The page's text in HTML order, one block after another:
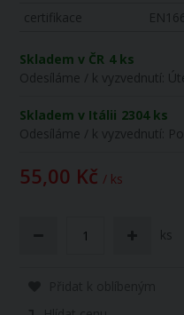
certifikace
Skladem v ČR 4 ks
Odesíláme / k vyzvednutí:
Skladem v Itálii 2304 ks
Odesíláme / k vyzvednutí:
55,00 Kč / ks
ks